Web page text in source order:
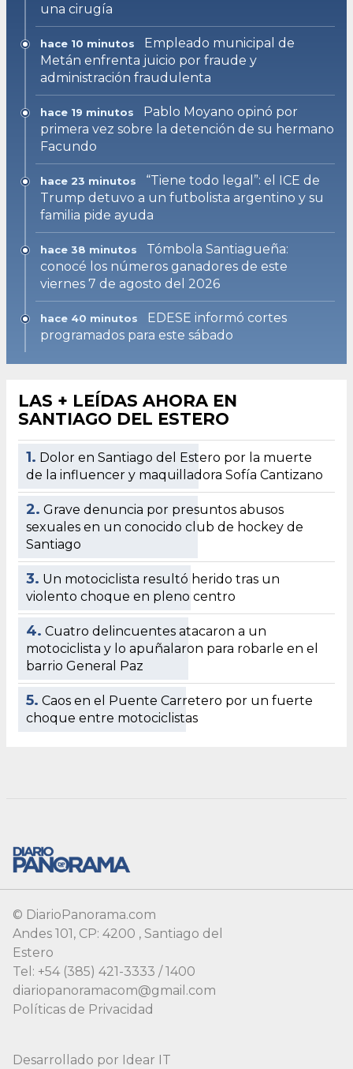
una cirugía
hace 10 minutos
Empleado municipal de
Metán enfrenta juicio por fraude y
administración fraudulenta
hace 19 minutos
Pablo Moyano opinó por
primera vez sobre la detención de su hermano
Facundo
hace 23 minutos
“Tiene todo legal”: el ICE de
Trump detuvo a un futbolista argentino y su
familia pide ayuda
hace 38 minutos
Tómbola Santiagueña:
conocé los números ganadores de este
viernes 7 de agosto del 2026
hace 40 minutos
EDESE informó cortes
programados para este sábado
LAS + LEÍDAS AHORA EN
SANTIAGO DEL ESTERO
1. Dolor en Santiago del Estero por la muerte
de la influencer y maquilladora Sofía Cantizano
2. Grave denuncia por presuntos abusos
sexuales en un conocido club de hockey de
Santiago
3. Un motociclista resultó herido tras un
violento choque en pleno centro
4. Cuatro delincuentes atacaron a un
motociclista y lo apuñalaron para robarle en el
barrio General Paz
5. Caos en el Puente Carretero por un fuerte
choque entre motociclistas
© DiarioPanorama.com
Andes 101, CP: 4200 , Santiago del
Estero
Tel: +54 (385) 421-3333 / 1400
diariopanoramacom@gmail.com
Políticas de Privacidad
Desarrollado por Idear IT